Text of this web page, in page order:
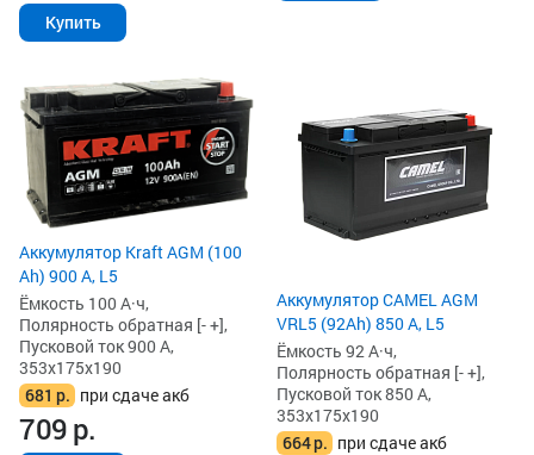
Купить
Аккумулятор Kraft AGM (100
Ah) 900 А, L5
Ёмкость 100 А·ч,
Полярность обратная [- +],
Пусковой ток 900 А,
353x175x190
681 р. при сдаче акб
709р.
Аккумулятор CAMEL AGM
VRL5 (92Ah) 850 А, L5
Ёмкость 92 А·ч,
Полярность обратная [- +],
Пусковой ток 850 А,
353x175x190
664р. при сдаче акб